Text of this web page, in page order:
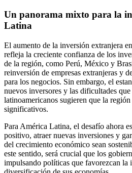
Un panorama mixto para la
Latina
El aumento de la inversión extranjera
refleja la creciente confianza de los
de la región, como Perú, México y
reinversión de empresas extranjeras y
para los negocios. Sin embargo, el
nuevos inversores y las dificultades
latinoamericanos sugieren que la
significativos.
Para América Latina, el desafío ahora
positivo, atraer nuevas inversiones y
del crecimiento económico sean
este sentido, será crucial que los
impulsando políticas que favorezcan la